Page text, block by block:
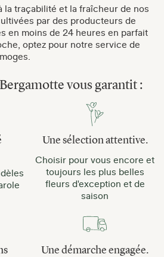
la traçabilité et la fraîcheur de nos
par des producteurs de
en moins de 24 heures en parfait
optez pour notre service de
vous garantit :
Une sélection attentive.
Choisir pour vous encore et
toujours les plus belles
fleurs d'exception et de
saison
Une démarche engagée.